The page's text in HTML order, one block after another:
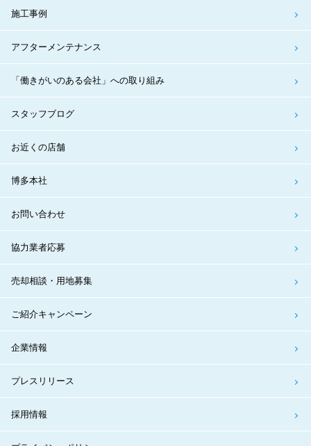
施工事例
アフターメンテナンス
「働きがいのある会社」への取り組み
スタッフブログ
お近くの店舗
博多本社
お問い合わせ
協力業者応募
売却相談・用地募集
ご紹介キャンペーン
企業情報
プレスリリース
採用情報